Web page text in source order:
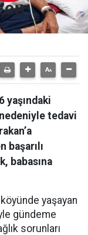
yaşındaki
tedavi
başarılı
babasına
yaşayan
gündeme
sorunları